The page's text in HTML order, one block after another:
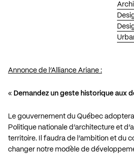
Annonce de l’Alliance Ariane :
« Demandez un geste historique aux
Le gouvernement du Québec
Politique nationale d’architecture et
territoire. Il faudra de l’ambition et du
changer notre modèle de